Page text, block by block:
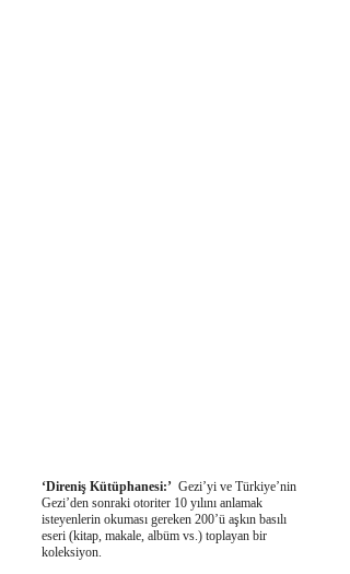
‘Direniş Kütüphanesi:’ Gezi’yi ve Türkiye’nin
Gezi’den sonraki otoriter 10 yılını anlamak
isteyenlerin okuması gereken 200’ü aşkın basılı
eseri (kitap, makale, albüm vs.) toplayan bir
koleksiyon.